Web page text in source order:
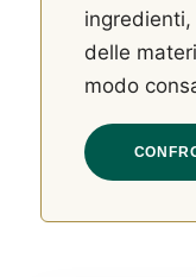
delle
modo